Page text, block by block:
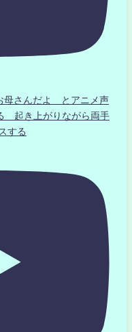
さんだよ とアニメ声
起き上がりながら両手
する